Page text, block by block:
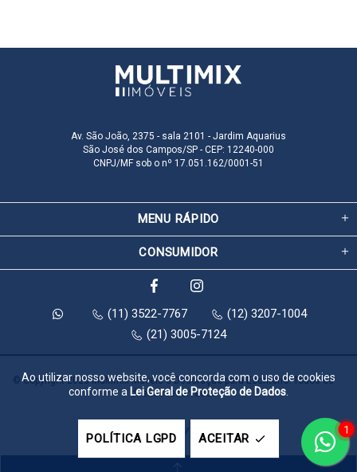
Av. São João, 2375 - sala 2101 - Jardim Aquarius
São José dos Campos/SP - CEP: 12240-000
CNPJ/MF sob o nº 17.051.162/0001-51
MENU RÁPIDO
CONSUMIDOR
(11) 3522-7767
(12) 3207-1004
(21) 3005-7124
© Copyright 2026 Multimix Móveis e Decoração para Escritório. Todos os
direitos reservados.
Feito com pela
Ao utilizar nosso website, você concorda com o uso de cookies
conforme a Lei Geral de Proteção de Dados
POLÍTICA LGPD ACEITAR
1